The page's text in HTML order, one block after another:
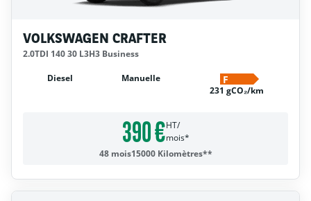
VOLKSWAGEN CRAFTER
2.0TDI 140 30 L3H3 Business
Diesel Manuelle F
231 gCO₂/km
390 €HT/
mois*
48 mois15000 Kilomètres**